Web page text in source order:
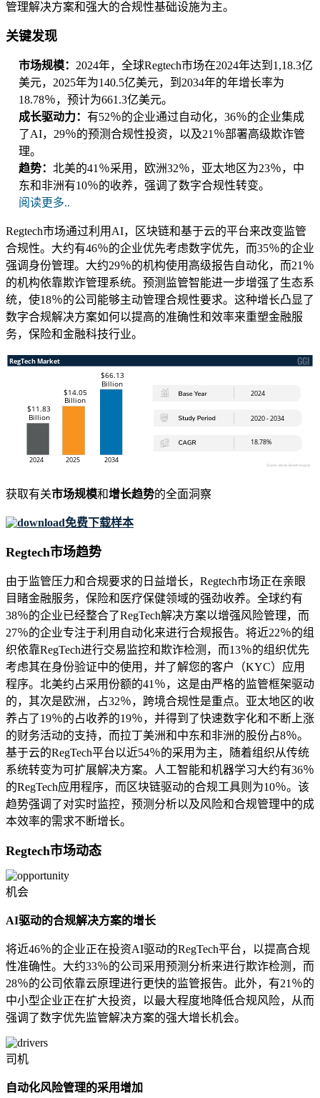
管理解决方案和强大的合规性基础设施为主。
关键发现
市场规模： 2024年，全球Regtech市场在2024年达到1,18.3亿
美元，2025年为140.5亿美元，到2034年的年增长率为
18.78％，预计为661.3亿美元。
成长驱动力： 有52％的企业通过自动化，36％的企业集成
了AI，29％的预测合规性投资，以及21％部署高级欺诈管
理。
趋势： 北美的41％采用，欧洲32％，亚太地区为23％，中
东和非洲有10％的收养，强调了数字合规性转变。
阅读更多..
Regtech市场通过利用AI，区块链和基于云的平台来改变监管
合规性。大约有46％的企业优先考虑数字优先，而35％的企业
强调身份管理。大约29％的机构使用高级报告自动化，而21％
的机构依靠欺诈管理系统。预测监管智能进一步增强了生态系
统，使18％的公司能够主动管理合规性要求。这种增长凸显了
数字合规解决方案如何以提高的准确性和效率来重塑金融服
务，保险和金融科技行业。
获取有关市场规模和增长趋势的全面洞察
免费下载样本
Regtech市场趋势
由于监管压力和合规要求的日益增长，Regtech市场正在亲眼
目睹金融服务，保险和医疗保健领域的强劲收养。全球约有
38％的企业已经整合了RegTech解决方案以增强风险管理，而
27％的企业专注于利用自动化来进行合规报告。将近22％的组
织依靠RegTech进行交易监控和欺诈检测，而13％的组织优先
考虑其在身份验证中的使用，并了解您的客户（KYC）应用
程序。北美约占采用份额的41％，这是由严格的监管框架驱动
的，其次是欧洲，占32％，跨境合规性是重点。亚太地区的收
养占了19％的占收养的19％，并得到了快速数字化和不断上涨
的财务活动的支持，而拉丁美洲和中东和非洲的股份占8％。
基于云的RegTech平台以近54％的采用为主，随着组织从传统
系统转变为可扩展解决方案。人工智能和机器学习大约有36％
的RegTech应用程序，而区块链驱动的合规工具则为10％。该
趋势强调了对实时监控，预测分析以及风险和合规管理中的成
本效率的需求不断增长。
Regtech市场动态
机会
AI驱动的合规解决方案的增长
将近46％的企业正在投资AI驱动的RegTech平台，以提高合规
性准确性。大约33％的公司采用预测分析来进行欺诈检测，而
28％的公司依靠云原理进行更快的监管报告。此外，有21％的
中小型企业正在扩大投资，以最大程度地降低合规风险，从而
强调了数字优先监管解决方案的强大增长机会。
司机
自动化风险管理的采用增加